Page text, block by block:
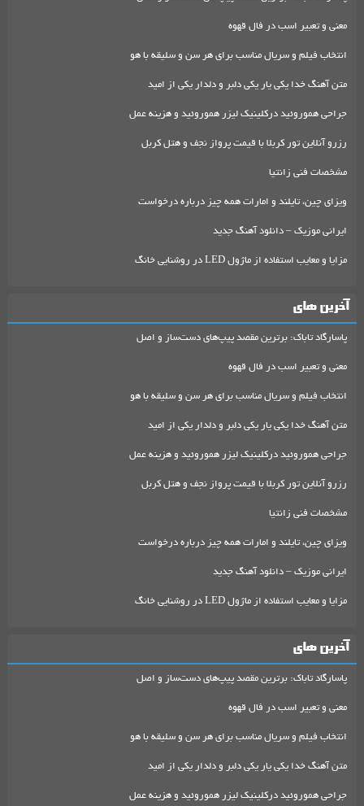
معنی و تعبیر اسب در فال قهوه
انتخاب فیلم و سریال مناسب برای هر سن و سلیقه با هو
متن آهنگ خدا یکی یار یکی دلبر و دلدار یکی از امید
جراحی هموروئید درکلینیک لیزر هموروئید و هزینه عمل
رزرو آنلاین تور کربلا با قیمت پرواز نجف و هتل کربل
مشخصات فنی زانتیا
ویزای چین، تایلند و امارات همه چیز درباره درخواست
ایرانی موزیک – دانلود آهنگ جدید
مزایا و معایب استفاده از ماژول LED در روشنایی خانگ
آخرین های
پاسارگاد تاباک: برترین مقصد پیپ‌های دست‌ساز و اصل
معنی و تعبیر اسب در فال قهوه
انتخاب فیلم و سریال مناسب برای هر سن و سلیقه با هو
متن آهنگ خدا یکی یار یکی دلبر و دلدار یکی از امید
جراحی هموروئید درکلینیک لیزر هموروئید و هزینه عمل
رزرو آنلاین تور کربلا با قیمت پرواز نجف و هتل کربل
مشخصات فنی زانتیا
ویزای چین، تایلند و امارات همه چیز درباره درخواست
ایرانی موزیک – دانلود آهنگ جدید
مزایا و معایب استفاده از ماژول LED در روشنایی خانگ
آخرین های
پاسارگاد تاباک: برترین مقصد پیپ‌های دست‌ساز و اصل
معنی و تعبیر اسب در فال قهوه
انتخاب فیلم و سریال مناسب برای هر سن و سلیقه با هو
متن آهنگ خدا یکی یار یکی دلبر و دلدار یکی از امید
جراحی هموروئید درکلینیک لیزر هموروئید و هزینه عمل